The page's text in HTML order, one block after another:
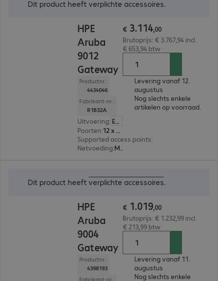
Dit product heeftverplichte accessoires.
HPE
Aruba
9012
Gateway
Productnr.:
4434046
Fabrikant-nr.:
R1B32A
Uitvoering: Europa
Poorten:
12 x LAN
Supported access points:
Netvoeding: Modulair
€ 3.114,00
Brutoprijs: € 3.767,94 incl.
€ 653,94 btw
Levering vanaf 12.
augustus
Nog slechts enkele
artikelen op voorraad.
Dit product heeftverplichte accessoires.
HPE
Aruba
9004
Gateway
Productnr.:
4398193
Fabrikant-nr.:
€ 1.019,00
Brutoprijs: € 1.232,99 incl.
€ 213,99 btw
Levering vanaf 11.
augustus
Nog slechts enkele